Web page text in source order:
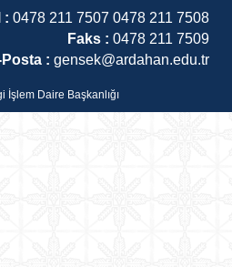
: 0478 211 7507 0478 211 7508
Faks : 0478 211 7509
Posta : gensek@ardahan.edu.tr
İşlem Daire Başkanlığı